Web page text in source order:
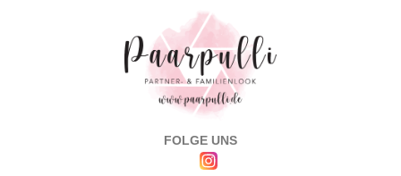
FOLGE UNS